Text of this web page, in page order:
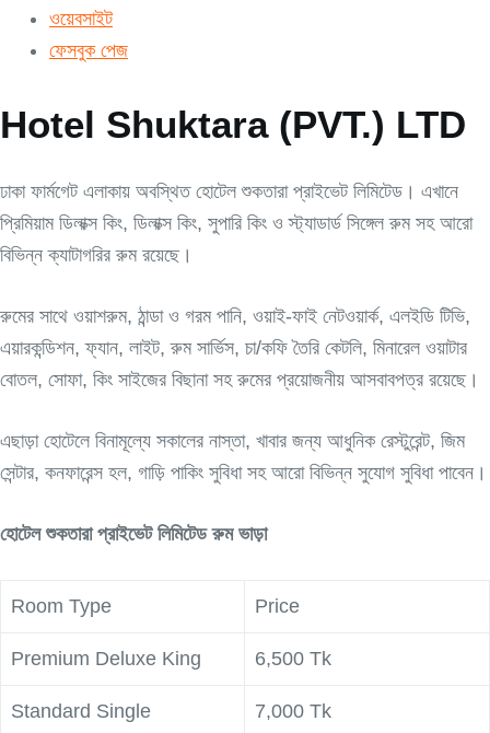
ওয়েবসাইট
ফেসবুক পেজ
Hotel Shuktara (PVT.) LTD
ঢাকা ফার্মগেট এলাকায় অবস্থিত হোটেল শুকতারা প্রাইভেট লিমিটেড। এখানে
প্রিমিয়াম ডিলাক্স কিং, ডিলাক্স কিং, সুপারি কিং ও স্ট্যাডার্ড সিঙ্গেল রুম সহ আরো
বিভিন্ন ক্যাটাগরির রুম রয়েছে।
রুমের সাথে ওয়াশরুম, ঠান্ডা ও গরম পানি, ওয়াই-ফাই নেটওয়ার্ক, এলইডি টিভি,
এয়ারকন্ডিশন, ফ্যান, লাইট, রুম সার্ভিস, চা/কফি তৈরি কেটলি, মিনারেল ওয়াটার
বোতল, সোফা, কিং সাইজের বিছানা সহ রুমের প্রয়োজনীয় আসবাবপত্র রয়েছে।
এছাড়া হোটেলে বিনামূল্যে সকালের নাস্তা, খাবার জন্য আধুনিক রেস্টুরেন্ট, জিম
সেন্টার, কনফারেন্স হল, গাড়ি পাকিং সুবিধা সহ আরো বিভিন্ন সুযোগ সুবিধা পাবেন।
হোটেল শুকতারা প্রাইভেট লিমিটেড রুম ভাড়া
Room Type Price
Premium Deluxe King 6,500 Tk
Standard Single 7,000 Tk